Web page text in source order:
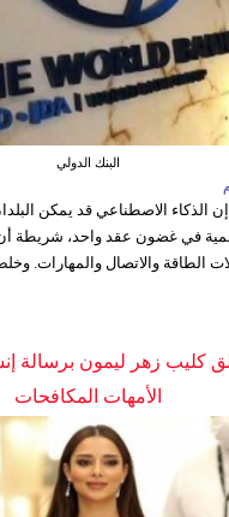
البنك الدولي
الذكاء الاصطناعي قد يمكن
في غضون عقد واحد، شريطة
الطاقة والاتصال والمهارات.
كليب زهر ليمون برسالة
الأمهات المكافحات